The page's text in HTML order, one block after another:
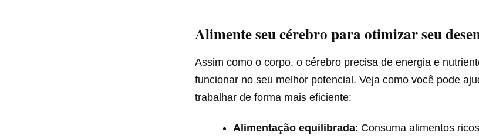
Alimente seu cérebro para otimizar seu
Assim como o corpo, o cérebro precisa de energia e
funcionar no seu melhor potencial. Veja como você pode
trabalhar de forma mais eficiente:
Alimentação equilibrada: Consuma alimentos